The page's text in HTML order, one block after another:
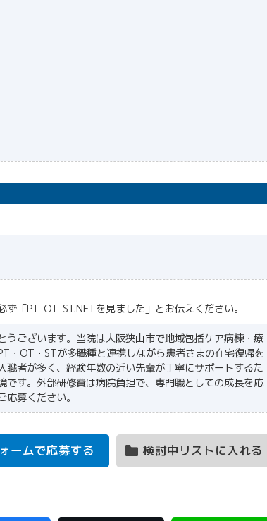
「PT-OT-ST.NETを見ました」とお伝えください。
うございます。当院は大阪狭山市で地域包括ケア病棟・療
・OT・STが多職種と連携しながら患者さまの在宅復帰を
職者が多く、経験年数の近い先輩が丁寧にサポートするた
です。外部研修費は病院負担で、専門職としての成長を応
募ください。
ームで応募する 検討中リストに入れる